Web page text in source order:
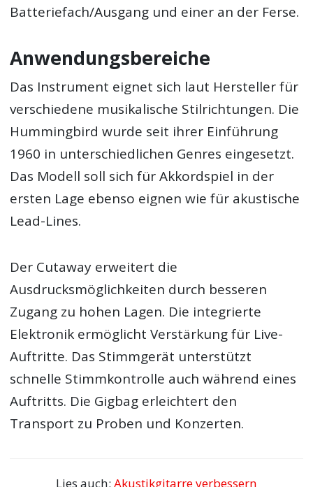
Batteriefach/Ausgang und einer an der Ferse.
Anwendungsbereiche
Das Instrument eignet sich laut Hersteller für
verschiedene musikalische Stilrichtungen. Die
Hummingbird wurde seit ihrer Einführung
1960 in unterschiedlichen Genres eingesetzt.
Das Modell soll sich für Akkordspiel in der
ersten Lage ebenso eignen wie für akustische
Lead-Lines.
Der Cutaway erweitert die
Ausdrucksmöglichkeiten durch besseren
Zugang zu hohen Lagen. Die integrierte
Elektronik ermöglicht Verstärkung für Live-
Auftritte. Das Stimmgerät unterstützt
schnelle Stimmkontrolle auch während eines
Auftritts. Die Gigbag erleichtert den
Transport zu Proben und Konzerten.
Lies auch: Akustikgitarre verbessern